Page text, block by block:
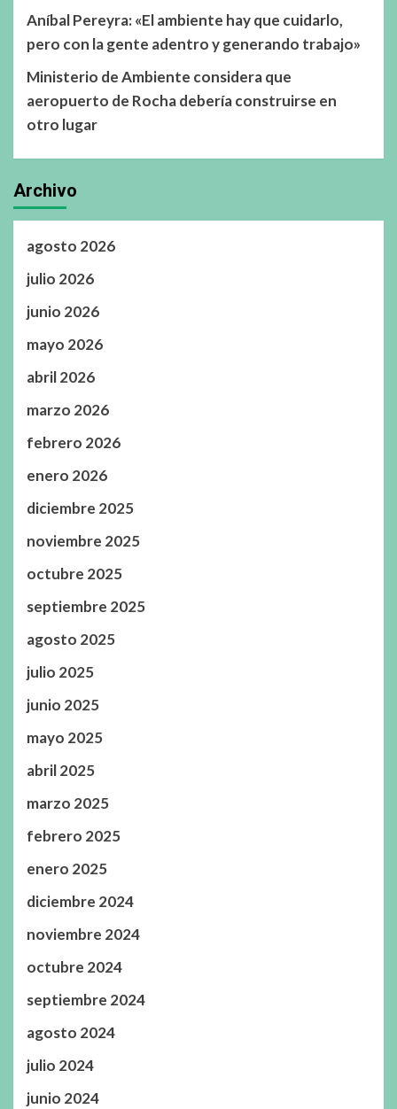
Aníbal Pereyra: «El ambiente hay que cuidarlo,
pero con la gente adentro y generando trabajo»
Ministerio de Ambiente considera que
aeropuerto de Rocha debería construirse en
otro lugar
Archivo
agosto 2026
julio 2026
junio 2026
mayo 2026
abril 2026
marzo 2026
febrero 2026
enero 2026
diciembre 2025
noviembre 2025
octubre 2025
septiembre 2025
agosto 2025
julio 2025
junio 2025
mayo 2025
abril 2025
marzo 2025
febrero 2025
enero 2025
diciembre 2024
noviembre 2024
octubre 2024
septiembre 2024
agosto 2024
julio 2024
junio 2024